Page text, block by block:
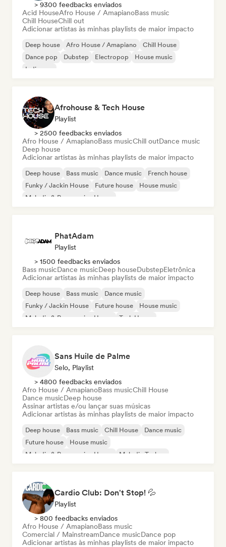
> 9300 feedbacks enviados
Acid HouseAfro House / AmapianoBass music
Chill HouseChill out
Adicionar artistas às minhas playlists de maior impacto
Deep house Afro House / Amapiano
Chill House
Dance pop
Dubstep Electropop
House music
Indie pop
Afrohouse & Tech House
Playlist
> 2500 feedbacks enviados
Afro House / AmapianoBass musicChill outDance music
Deep house
Adicionar artistas às minhas playlists de maior impacto
Deep house Bass music Dance music
French house
Funky / Jackin House
Future house
House music
Melodic & Progressive House
PhatAdam
Playlist
> 1500 feedbacks enviados
Bass musicDance musicDeep houseDubstepEletrônica
Adicionar artistas às minhas playlists de maior impacto
Deep house Bass music
Dance music
Funky / Jackin House
Future house
House music
Melodic & Progressive House
Tech House
Sans Huile de Palme
Selo, Playlist
> 4800 feedbacks enviados
Afro House / AmapianoBass musicChill House
Dance musicDeep house
Assinar artistas e/ou lançar suas músicas
Adicionar artistas às minhas playlists de maior impacto
Deep house Bass music Chill House
Dance music
Future house
House music
Melodic & Progressive House
Melodic Techno
Cardio Club: Don't Stop! 💦
Playlist
> 800 feedbacks enviados
Afro House / AmapianoBass music
Comercial / MainstreamDance musicDance pop
Adicionar artistas às minhas playlists de maior impacto